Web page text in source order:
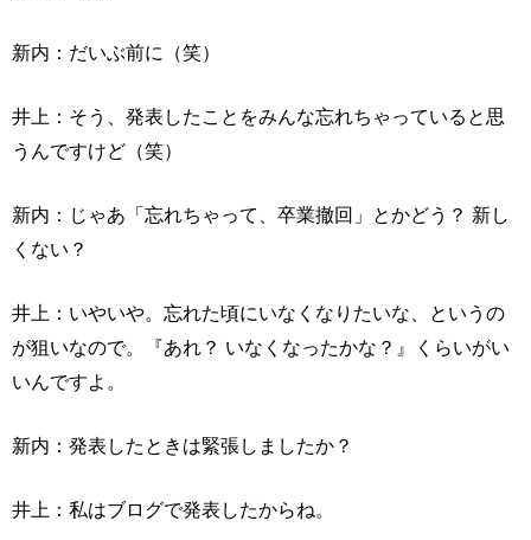
新内：だいぶ前に（笑）
井上：そう、発表したことをみんな忘れちゃっていると思
うんですけど（笑）
新内：じゃあ「忘れちゃって、卒業撤回」とかどう？ 新し
くない？
井上：いやいや。忘れた頃にいなくなりたいな、というの
が狙いなので。『あれ？ いなくなったかな？』くらいがい
いんですよ。
新内：発表したときは緊張しましたか？
井上：私はブログで発表したからね。